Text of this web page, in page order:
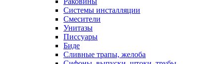
Системы инсталляции
Смесители
Унитазы
Писсуары
Биде
Сливные трапы, желоба